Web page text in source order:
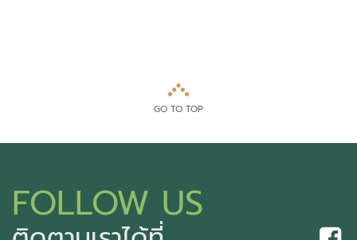
GO TO TOP
FOLLOW US